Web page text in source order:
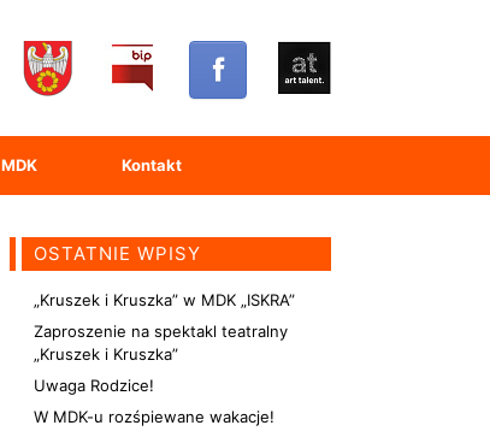
MDK Kontakt
OSTATNIE WPISY
„Kruszek i Kruszka” w MDK „ISKRA”
Zaproszenie na spektakl teatralny
„Kruszek i Kruszka”
Uwaga Rodzice!
W MDK-u rozśpiewane wakacje!